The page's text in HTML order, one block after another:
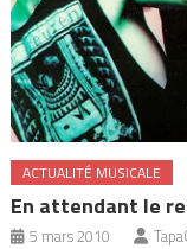
ACTUALITÉ MUSICALE
En attendant le
5 mars 2010